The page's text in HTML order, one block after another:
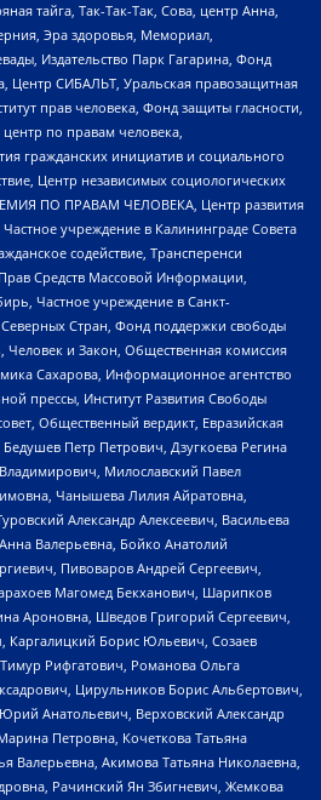
тайга, Так-Так-Так, Сова, центр Анна,
Эра здоровья, Мемориал,
Издательство Парк Гагарина, Фонд
Центр СИБАЛЬТ, Уральская правозащитная
прав человека, Фонд защиты гласности,
центр по правам человека,
гражданских инициатив и социального
Центр независимых социологических
ПО ПРАВАМ ЧЕЛОВЕКА, Центр развития
учреждение в Калининграде Совета
содействие, Трансперенси
Средств Массовой Информации,
Частное учреждение в Санкт-
Стран, Фонд поддержки свободы
Человек и Закон, Общественная комиссия
Сахарова, Информационное агентство
прессы, Институт Развития Свободы
Общественный вердикт, Евразийская
Петр Петрович, Дзугкоева Регина
Милославский Павел
Чанышева Лилия Айратовна,
Александр Алексеевич, Васильева
Валерьевна, Бойко Анатолий
Пивоваров Андрей Сергеевич,
Магомед Бекханович, Шарипков
Ароновна, Шведов Григорий Сергеевич,
Каргалицкий Борис Юльевич, Созаев
Рифгатович, Романова Ольга
Цирульников Борис Альбертович,
Анатольевич, Верховский Александр
Петровна, Кочеткова Татьяна
Валерьевна, Акимова Татьяна Николаевна,
Рачинский Ян Збигневич, Жемкова